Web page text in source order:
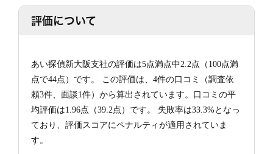
評価について
あい探偵新大阪支社の評価は5点満点中2.2点（100点満
点で44点）です。 この評価は、4件の口コミ（調査依
頼3件、面談1件）から算出されています。口コミの平
均評価は1.96点（39.2点）です。 失敗率は33.3%となっ
ており、評価スコアにペナルティが適用されていま
す。